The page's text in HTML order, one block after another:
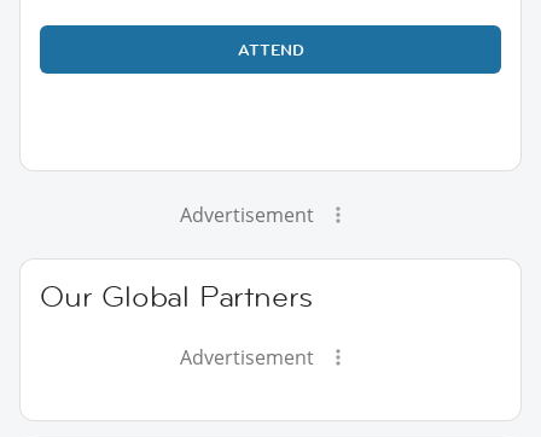
ATTEND
Advertisement
Our Global Partners
Advertisement